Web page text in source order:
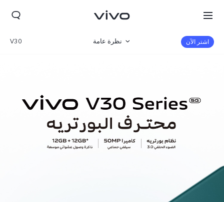
V30 نظرة عامة اشتر الآن